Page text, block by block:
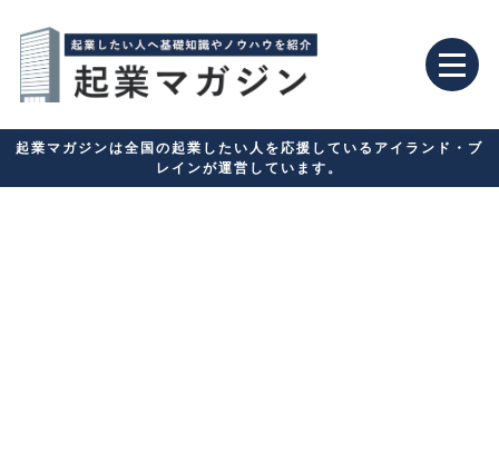
起業マガジンは全国の起業したい人を応援しているアイランド・ブ
レインが運営しています。